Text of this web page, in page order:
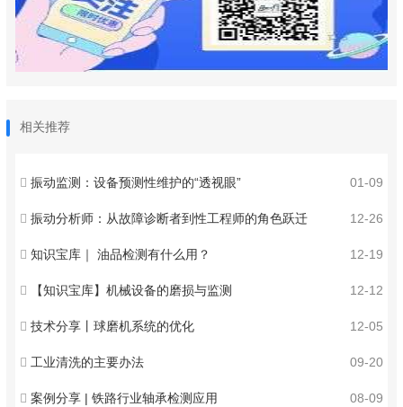
相关推荐
01-09
振动监测：设备预测性维护的“透视眼”
12-26
振动分析师：从故障诊断者到性工程师的角色跃迁
12-19
知识宝库｜ 油品检测有什么用？
12-12
【知识宝库】机械设备的磨损与监测
12-05
技术分享丨球磨机系统的优化
09-20
工业清洗的主要办法
08-09
案例分享 | 铁路行业轴承检测应用